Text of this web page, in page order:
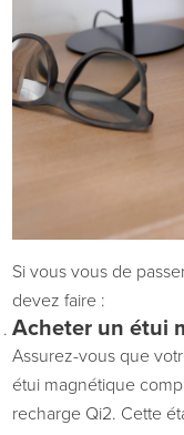
Si vous vousde
devez faire :
Acheter un étui
Assurez-vous que
étui magnétique
recharge Qi2. Cette